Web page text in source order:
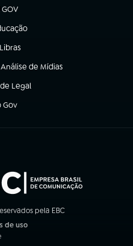
nova aba)
aba)
nova aba)
de Mídias
Legal
aba)
Govnova aba)
pela EBC
de uso
nova aba)